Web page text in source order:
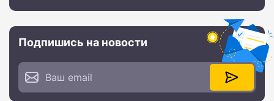
Подпишись на новости